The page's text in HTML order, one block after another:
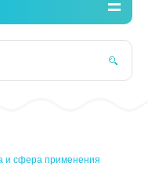
и сфера применения